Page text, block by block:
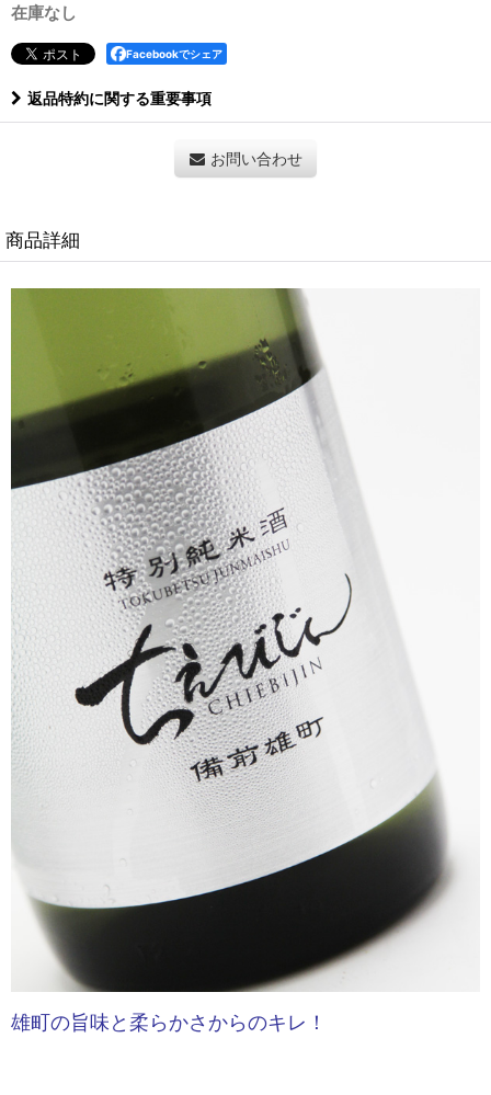
在庫なし
Facebookでシェア
返品特約に関する重要事項
お問い合わせ
商品詳細
雄町の旨味と柔らかさからのキレ！